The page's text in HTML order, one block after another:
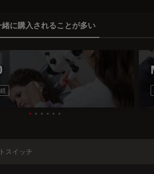
緒に購入されることが多い
スイッチ